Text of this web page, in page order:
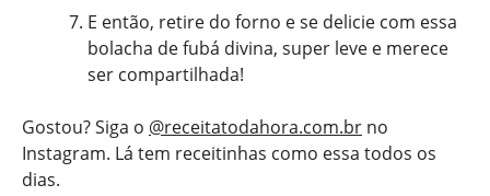
E então, retire do forno e se delicie com essa
bolacha de fubá divina, super leve e merece
ser compartilhada!
Gostou? Siga o @receitatodahora.com.br no
Instagram. Lá tem receitinhas como essa todos os
dias.